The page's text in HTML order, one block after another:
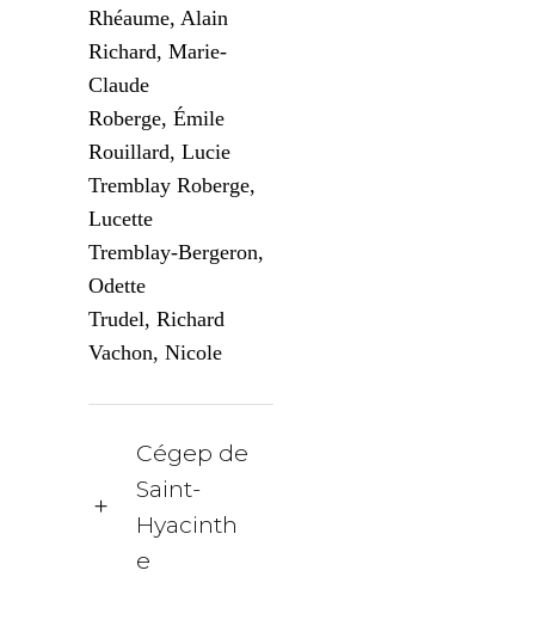
Rhéaume, Alain
Richard, Marie-
Claude
Roberge, Émile
Rouillard, Lucie
Tremblay Roberge,
Lucette
Tremblay-Bergeron,
Odette
Trudel, Richard
Vachon, Nicole
Cégep de
Saint-
Hyacinth
e